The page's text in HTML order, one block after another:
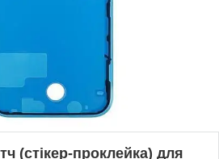
(стікер-проклейка) для